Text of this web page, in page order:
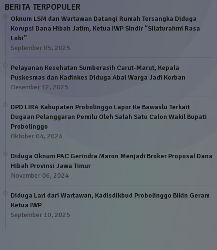
BERITA TERPOPULER
Oknum LSM dan Wartawan Datangi Rumah Tersangka Diduga
Korupsi Dana Hibah Jatim, Ketua IWP Sindir “Silaturahmi Rasa
Lobi”
September 05, 2025
Pelayanan Kesehatan Sumberasih Carut-Marut, Kepala
Puskesmas dan Kadinkes Diduga Abai Warga Jadi Korban
Desember 12, 2025
DPD LIRA Kabupaten Probolinggo Lapor Ke Bawaslu Terkait
Dugaan Pelanggaran Pemilu Oleh Salah Satu Calon Wakil Bupati
Probolinggo
Oktober 04, 2024
Diduga Oknum PAC Gerindra Maron Menjadi Broker Proposal Dana
Hibah Provinsi Jawa Timur
November 06, 2024
Diduga Lari dari Wartawan, Kadisdikbud Probolinggo Bikin Geram
Ketua IWP
September 10, 2025